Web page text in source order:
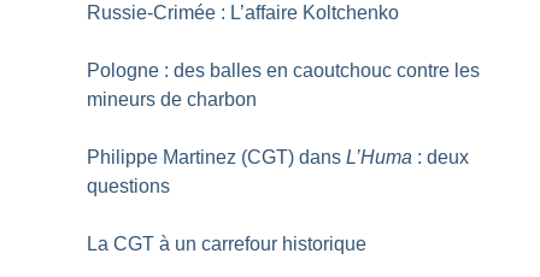
Russie-Crimée : L’affaire Koltchenko
Pologne : des balles en caoutchouc contre les
mineurs de charbon
Philippe Martinez (CGT) dansL’Huma : deux
questions
La CGT à un carrefour historique